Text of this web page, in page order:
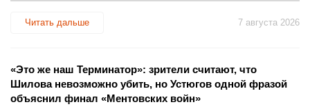
Читать дальше 7 августа 2026
«Это же наш Терминатор»: зрители считают, что
Шилова невозможно убить, но Устюгов одной фразой
объяснил финал «Ментовских войн»